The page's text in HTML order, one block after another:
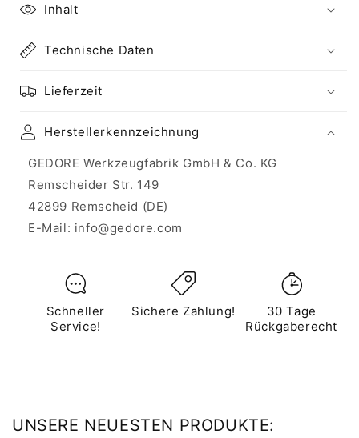
Inhalt
Technische Daten
Lieferzeit
Herstellerkennzeichnung
GEDORE Werkzeugfabrik GmbH & Co. KG
Remscheider Str. 149
42899 Remscheid (DE)
E-Mail: info@gedore.com
Schneller
Service!
Sichere Zahlung!
30 Tage
Rückgaberecht
UNSERE NEUESTEN PRODUKTE: